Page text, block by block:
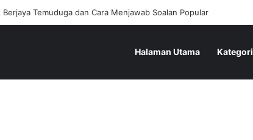
Halaman Utama Kategori